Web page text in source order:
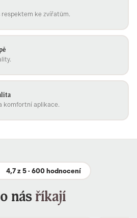
respektem ke zvířatům.
komfortní aplikace.
4,7 z 5 · 600 hodnocení
násříkají